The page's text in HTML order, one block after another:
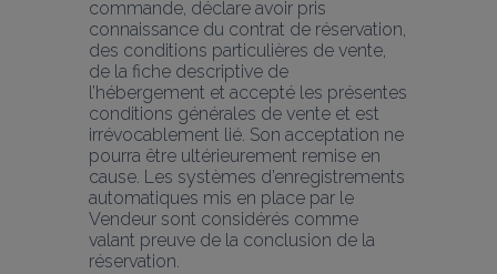
commande, déclare avoir pris
connaissance du contrat de réservation,
des conditions particulières de vente,
de la fiche descriptive de
l’hébergement et accepté les présentes
conditions générales de vente et est
irrévocablement lié. Son acceptation ne
pourra être ultérieurement remise en
cause. Les systèmes d’enregistrements
automatiques mis en place par le
Vendeur sont considérés comme
valant preuve de la conclusion de la
réservation.